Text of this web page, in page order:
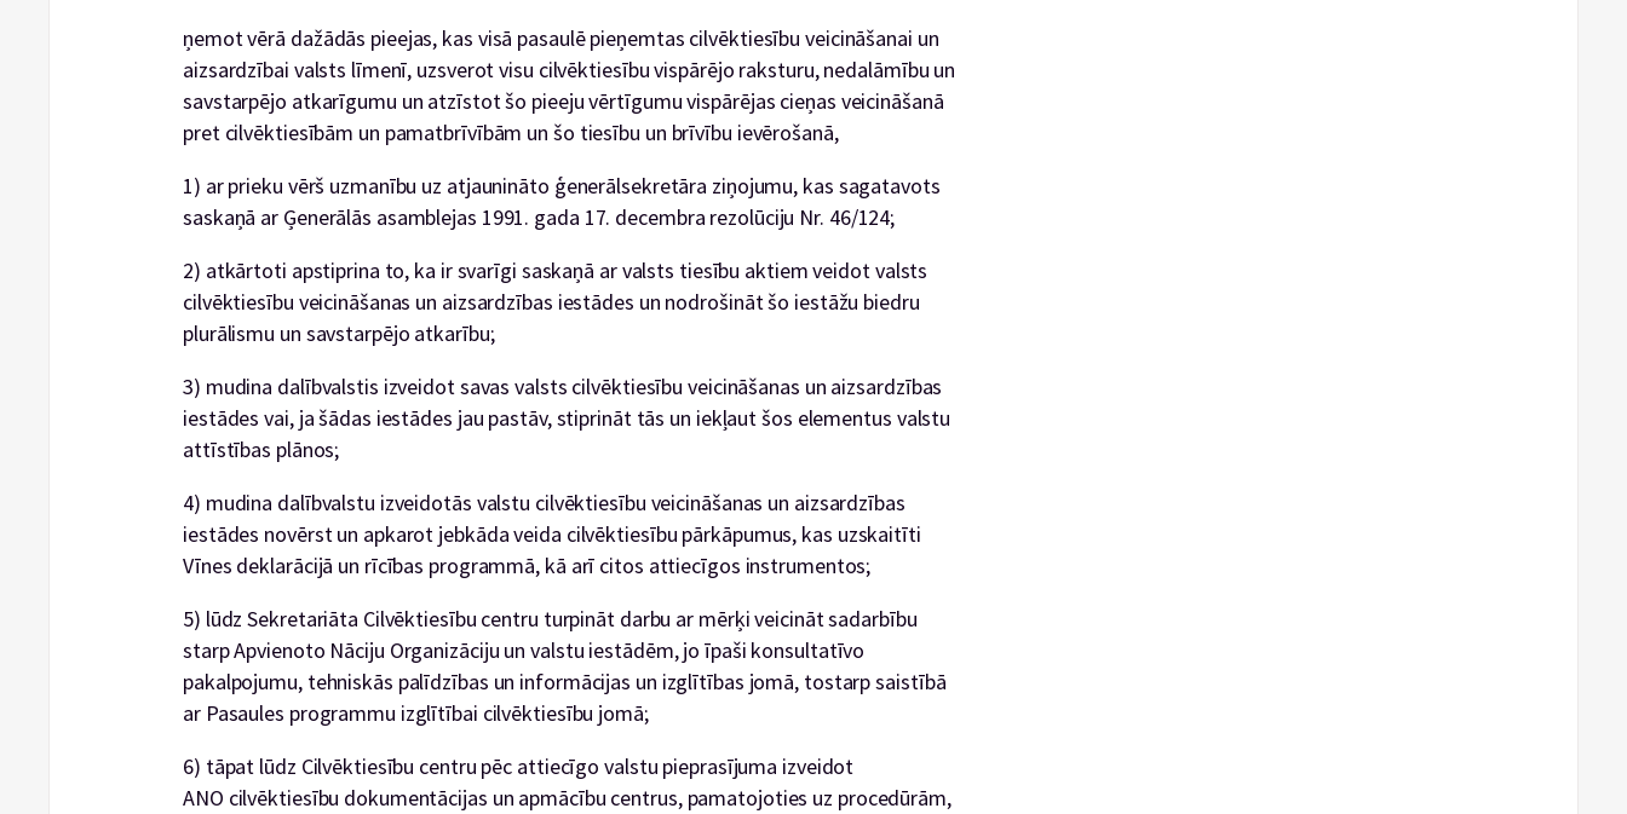
ņemot vērā dažādās pieejas, kas visā pasaulē pieņemtas cilvēktiesību veicināšanai un
aizsardzībai valsts līmenī, uzsverot visu cilvēktiesību vispārējo raksturu, nedalāmību un
savstarpējo atkarīgumu un atzīstot šo pieeju vērtīgumu vispārējas cieņas veicināšanā
pret cilvēktiesībām un pamatbrīvībām un šo tiesību un brīvību ievērošanā,
1) ar prieku vērš uzmanību uz atjaunināto ģenerālsekretāra ziņojumu, kas sagatavots
saskaņā ar Ģenerālās asamblejas 1991. gada 17. decembra rezolūciju Nr. 46/124;
2) atkārtoti apstiprina to, ka ir svarīgi saskaņā ar valsts tiesību aktiem veidot valsts
cilvēktiesību veicināšanas un aizsardzības iestādes un nodrošināt šo iestāžu biedru
plurālismu un savstarpējo atkarību;
3) mudina dalībvalstis izveidot savas valsts cilvēktiesību veicināšanas un aizsardzības
iestādes vai, ja šādas iestādes jau pastāv, stiprināt tās un iekļaut šos elementus valstu
attīstības plānos;
4) mudina dalībvalstu izveidotās valstu cilvēktiesību veicināšanas un aizsardzības
iestādes novērst un apkarot jebkāda veida cilvēktiesību pārkāpumus, kas uzskaitīti
Vīnes deklarācijā un rīcības programmā, kā arī citos attiecīgos instrumentos;
5) lūdz Sekretariāta Cilvēktiesību centru turpināt darbu ar mērķi veicināt sadarbību
starp Apvienoto Nāciju Organizāciju un valstu iestādēm, jo īpaši konsultatīvo
pakalpojumu, tehniskās palīdzības un informācijas un izglītības jomā, tostarp saistībā
ar Pasaules programmu izglītībai cilvēktiesību jomā;
6) tāpat lūdz Cilvēktiesību centru pēc attiecīgo valstu pieprasījuma izveidot
ANO cilvēktiesību dokumentācijas un apmācību centrus, pamatojoties uz procedūrām,